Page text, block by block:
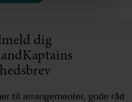
dig
til arrangementer, gode råd